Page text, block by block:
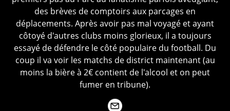
des brèves de comptoirs aux parcages en
déplacements. Après avoir pas mal voyagé et ayant
côtoyé d'autres clubs moins glorieux, il a toujours
essayé de défendre le côté populaire du football. Du
coup il va voir les matchs de district maintenant (au
moins la bière à 2€ contient de l'alcool et on peut
fumer en tribune).